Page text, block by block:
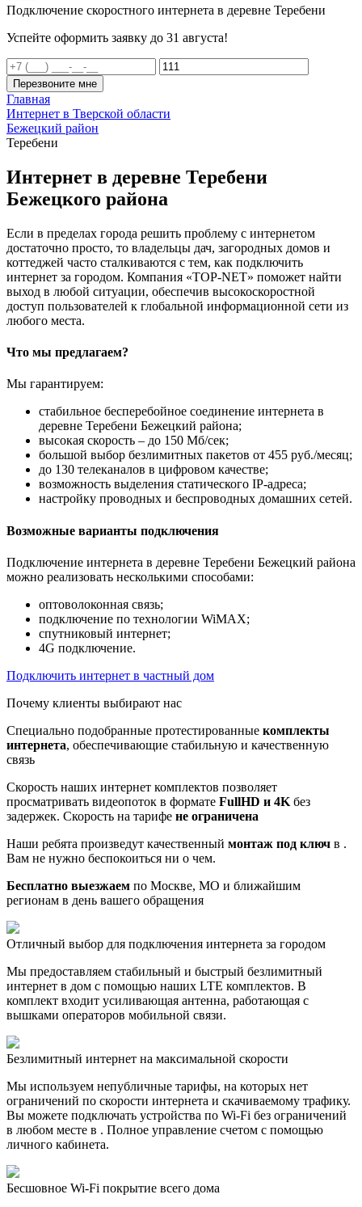
Подключение скоростного интернета в деревне Теребени
Успейте оформить заявку до 31 августа!
Перезвоните мне
Главная
Интернет в Тверской области
Бежецкий район
Теребени
Интернет в деревне Теребени
Бежецкого района
Если в пределах города решить проблему с интернетом
достаточно просто, то владельцы дач, загородных домов и
коттеджей часто сталкиваются с тем, как подключить
интернет за городом. Компания «TOP-NET» поможет найти
выход в любой ситуации, обеспечив высокоскоростной
доступ пользователей к глобальной информационной сети из
любого места.
Что мы предлагаем?
Мы гарантируем:
стабильное бесперебойное соединение интернета в
деревне Теребени Бежецкий района;
высокая скорость – до 150 Мб/сек;
большой выбор безлимитных пакетов от 455 руб./месяц;
до 130 телеканалов в цифровом качестве;
возможность выделения статического IP-адреса;
настройку проводных и беспроводных домашних сетей.
Возможные варианты подключения
Подключение интернета в деревне Теребени Бежецкий района
можно реализовать несколькими способами:
оптоволоконная связь;
подключение по технологии WiMAX;
спутниковый интернет;
4G подключение.
Подключить интернет в частный дом
Почему клиенты выбирают нас
Специально подобранные протестированные комплекты
интернета, обеспечивающие стабильную и качественную
связь
Скорость наших интернет комплектов позволяет
просматривать видеопоток в формате FullHD и 4K без
задержек. Скорость на тарифе не ограничена
Наши ребята произведут качественный монтаж под ключ в .
Вам не нужно беспокоиться ни о чем.
Бесплатно выезжаем по Москве, МО и ближайшим
регионам в день вашего обращения
Отличный выбор для подключения интернета за городом
Мы предоставляем стабильный и быстрый безлимитный
интернет в дом с помощью наших LTE комплектов. В
комплект входит усиливающая антенна, работающая с
вышками операторов мобильной связи.
Безлимитный интернет на максимальной скорости
Мы используем непубличные тарифы, на которых нет
ограничений по скорости интернета и скачиваемому трафику.
Вы можете подключать устройства по Wi-Fi без ограничений
в любом месте в . Полное управление счетом с помощью
личного кабинета.
Бесшовное Wi-Fi покрытие всего дома